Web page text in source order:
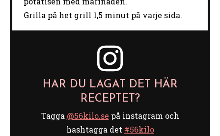
Grilla på het grill 1,5 minut på varje sida.
HAR DU LAGAT DET HÄR
RECEPTET?
Tagga @56kilo.se på instagram och
hashtagga det #56kilo